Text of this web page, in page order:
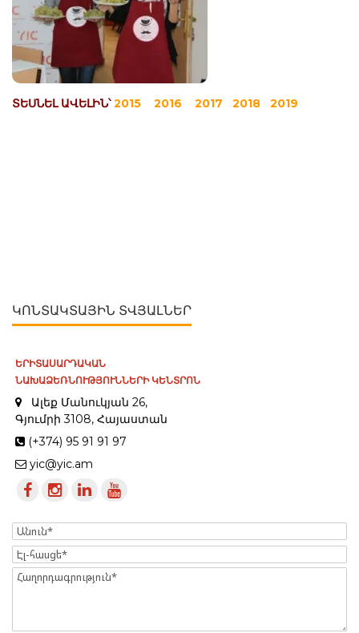
ՏԵՍՆԵԼ ԱՎԵԼԻՆ՝2015 2016 2017 2018 2019
ԿՈՆՏԱԿՏԱՅԻՆ ՏՎՅԱԼՆԵՐ
ԵՐԻՏԱՍԱՐԴԱԿԱՆ
ՆԱԽԱՁԵՌՆՈՒԹՅՈՒՆՆԵՐԻ ԿԵՆՏՐՈՆ
Ալեք Մանուկյան 26,
Գյումրի 3108, Հայաստան
(+374) 95 91 91 97
yic@yic.am
Name
Էլ-
հասցե
Message